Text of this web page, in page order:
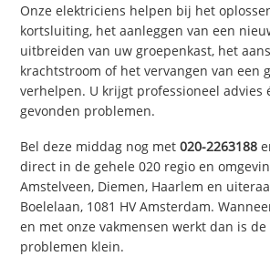
Onze elektriciens helpen bij het
kortsluiting, het aanleggen van een
uitbreiden van uw groepenkast, het
krachtstroom of het vervangen van een
verhelpen. U krijgt professioneel advies
gevonden problemen.
Bel deze middag nog met020-2263188
direct in de gehele 020 regio en
Amstelveen, Diemen, Haarlem en
Boelelaan, 1081 HV Amsterdam.
en met onze vakmensen werkt dan is
problemen klein.